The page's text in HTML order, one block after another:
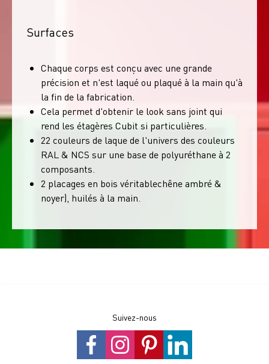
Surfaces
Chaque corps est conçu avec une grande
précision et n'est laqué ou plaqué à la main qu'à
la fin de la fabrication.
Cela permet d'obtenir le look sans joint qui
rend les étagères Cubit si particulières.
22 couleurs de laque de l'univers des couleurs
RAL & NCS sur une base de polyuréthane à 2
composants.
2 placages en bois véritablechêne ambré &
noyer), huilés à la main.
Suivez-nous